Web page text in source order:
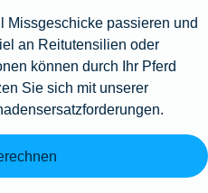
Missgeschicke passieren und
an Reitutensilien oder
können durch Ihr Pferd
Sie sich mit unserer